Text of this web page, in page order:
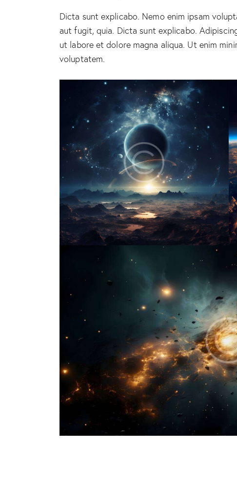
Dicta sunt explicabo. Nemo enim ipsam
aut fugit, quia. Dicta sunt explicabo.
ut labore et dolore magna aliqua. Ut enim
voluptatem.